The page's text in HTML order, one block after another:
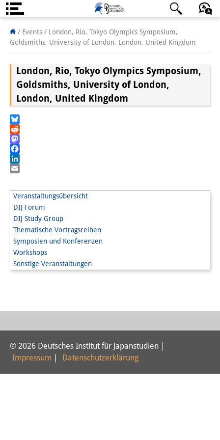
Über uns
Institut
Team
Institutsleitung
GastwissenschaftlerInnen
StipendiatInnen
PraktikantInnen
DIJ Alumni
Forschungsfeld:
Digitale Transformation
日本語 English Deutsch
/ Events / London, Rio, Tokyo Olympics Symposium,
Goldsmiths, University of London, London, United Kingdom
Veranstaltungsübersicht
DIJ Forum
DIJ Study Group
Thematische Vortragsreihen
Symposien und Konferenzen
Workshops
Sonstige Veranstaltungen
London, Rio, Tokyo Olympics Symposium,
Goldsmiths, University of London,
London, United Kingdom
Bluesky
Reddit
Mastodon
Facebook
LinkedIn
© 2026 Deutsches Institut für Japanstudien |
Impressum
Datenschutzerklärung